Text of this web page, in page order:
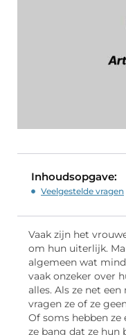
Inhoudsopgave:
Veelgestelde vragen
Vaak zijn het
om hun uiterlijk.
algemeen wat
vaak onzeker over
alles. Als ze net
vragen ze of ze
Of soms hebben
ze bang dat ze hun